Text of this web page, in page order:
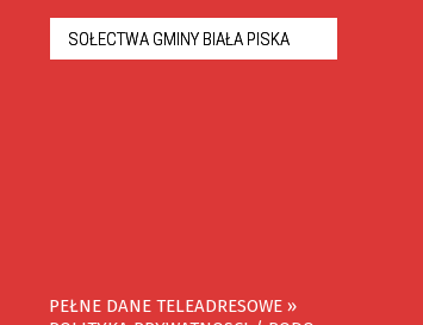
SOŁECTWA GMINY BIAŁA PISKA
PEŁNE DANE TELEADRESOWE »